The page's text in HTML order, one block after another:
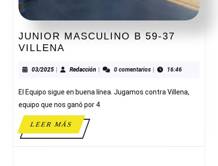
JUNIOR MASCULINO B 59-37
VILLENA
B
37
VILLENA
03/202503/2025Redacción Redacción0 comentarios 16:46
El Equipo sigue en buena línea. Jugamos contra Villena,
equipo que nos ganó por 4
LEER MÁSLEER
MÁS